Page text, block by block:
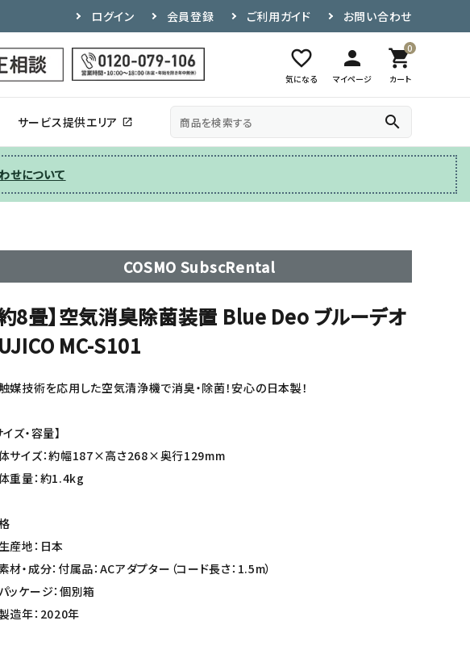
ログイン 会員登録 ご利用ガイド お問い合わせ
favorite_border
気になる
person
マイページ
0
shopping_cart
カート
家電 その他
ァー テレビ台
サービス提供エリア open_in_new search
せについて
COSMO SubscRental
約8畳】空気消臭除菌装置 Blue Deo ブルーデオ
MC-S101
媒技術を応用した空気清浄機で消臭・除菌！安心の日本製！
イズ・容量】
サイズ：約幅187×高さ268×奥行129mm
重量：約1.4kg
産地：日本
材・成分：付属品：ACアダプター（コード長さ：1.5m）
ッケージ：個別箱
造年：2020年